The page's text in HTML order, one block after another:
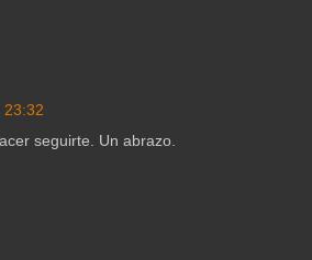
23:32
seguirte. Un abrazo.